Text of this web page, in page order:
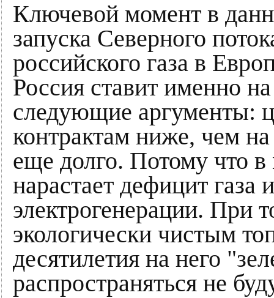
Ключевой момент в
запуска Северного
российского газа в
Россия ставит именно
следующие аргументы:
контрактам ниже, чем
еще долго. Потому что
нарастает дефицит газа
электрогенерации. При
экологически чистым
десятилетия на него
распространяться не